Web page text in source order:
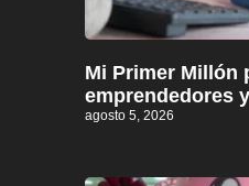
Mi Primer Millón
emprendedores
agosto 5, 2026